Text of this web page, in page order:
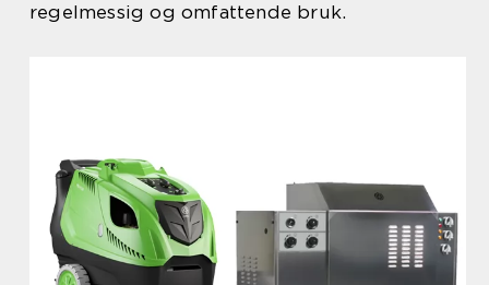
regelmessig og omfattende bruk.